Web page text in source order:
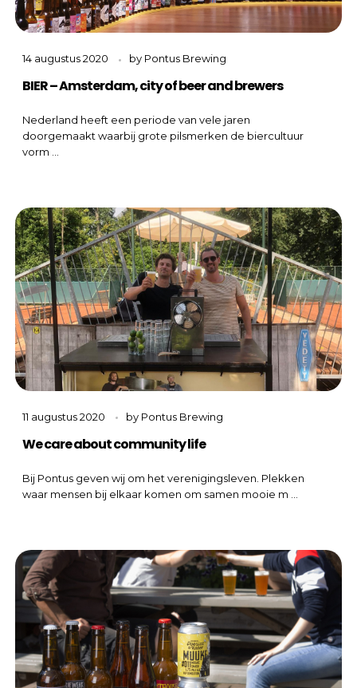
14 augustus 2020 by Pontus Brewing
BIER – Amsterdam, city of beer and brewers
Nederland heeft een periode van vele jaren
doorgemaakt waarbij grote pilsmerken de biercultuur
vorm ...
11 augustus 2020 by Pontus Brewing
We care about community life
Bij Pontus geven wij om het verenigingsleven. Plekken
waar mensen bij elkaar komen om samen mooie m ...